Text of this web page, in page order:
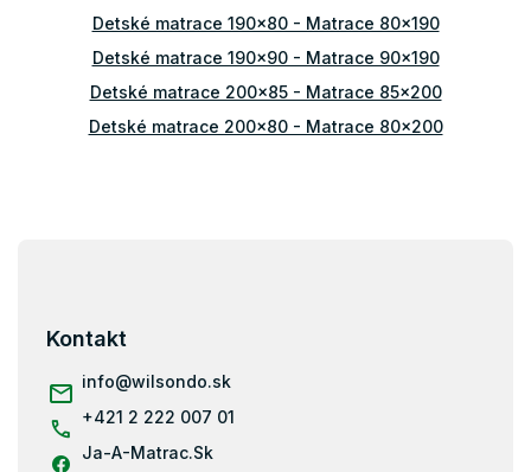
v
ý
p
i
s
u
Detské matrace 190x80 - Matrace 80x190
Detské matrace 190x90 - Matrace 90x190
Detské matrace 200x85 - Matrace 85x200
Detské matrace 200x80 - Matrace 80x200
Kontakt
info@wilsondo.sk
+421 2 222 007 01
Ja-A-Matrac.Sk